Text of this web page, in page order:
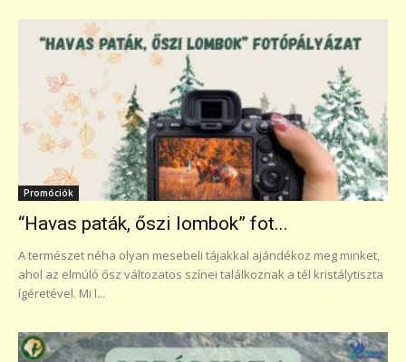
Promóciók
“Havas paták, őszi lombok” fot...
A természet néha olyan mesebeli tájakkal ajándékoz meg minket,
ahol az elmúló ősz változatos színei találkoznak a tél kristálytiszta
ígéretével. Mi l...